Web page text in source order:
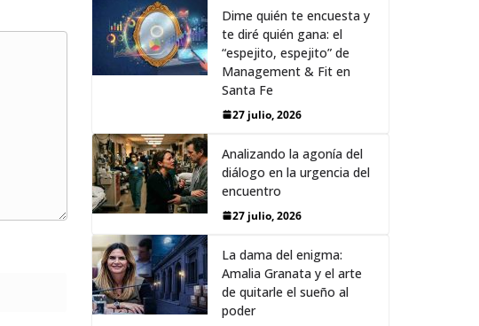
Dime quién te encuesta y
te diré quién gana: el
“espejito, espejito” de
Management & Fit en
Santa Fe
27 julio, 2026
Analizando la agonía del
diálogo en la urgencia del
encuentro
27 julio, 2026
La dama del enigma:
Amalia Granata y el arte
de quitarle el sueño al
poder